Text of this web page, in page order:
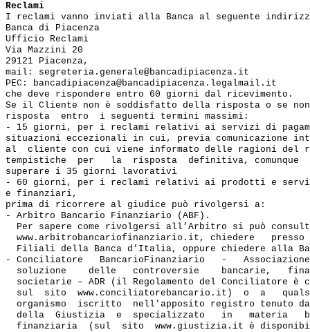
Reclami
I reclami vanno inviati alla Banca al seguente
Banca di Piacenza
Ufficio Reclami
Via Mazzini 20
29121 Piacenza,
mail: segreteria.generale@bancadipiacenza.it
PEC: bancadipiacenza@bancadipiacenza.legalmail.it
che deve rispondere entro 60 giorni dal ricevimento.
Se il Cliente non è soddisfatto della risposta o se
risposta  entro  i seguenti termini massimi:
- 15 giorni, per i reclami relativi ai servizi di
situazioni eccezionali in cui, previa comunicazione
al  cliente con cui viene informato delle ragioni del
tempistiche  per   la  risposta  definitiva, comunque
superare i 35 giorni lavorativi
- 60 giorni, per i reclami relativi ai prodotti e
e finanziari,
prima di ricorrere al giudice può rivolgersi a:
- Arbitro Bancario Finanziario (ABF).
Per sapere come rivolgersi all’Arbitro si può
www.arbitrobancariofinanziario.it, chiedere   presso
Filiali della Banca d’Italia, oppure chiedere alla
- Conciliatore   BancarioFinanziario   -
soluzione    delle   controversie    bancarie,
societarie – ADR (il Regolamento del Conciliatore è
sul  sito  www.conciliatorebancario.it)  o  a
organismo  iscritto  nell'apposito registro tenuto
della  Giustizia  e  specializzato   in   materia
finanziaria  (sul  sito  www.giustizia.it è